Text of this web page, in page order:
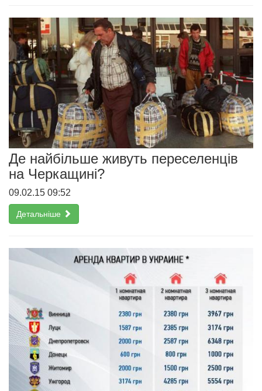
Де найбільше живуть переселенців
на Черкащині?
09.02.15 09:52
Детальніше